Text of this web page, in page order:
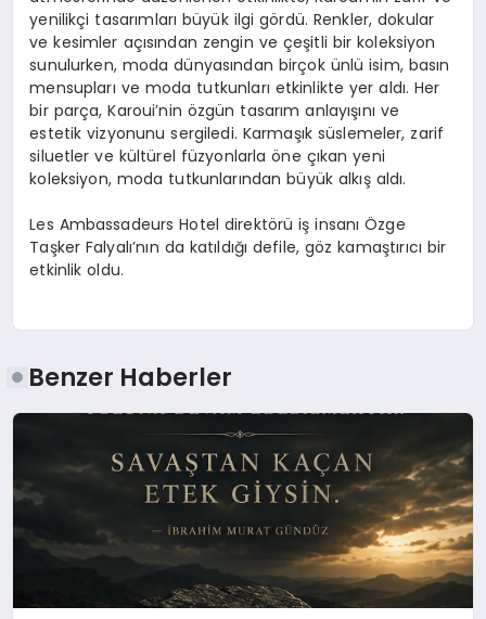
yenilikçi tasarımları büyük ilgi gördü. Renkler, dokular
ve kesimler açısından zengin ve çeşitli bir koleksiyon
sunulurken, moda dünyasından birçok ünlü isim, basın
mensupları ve moda tutkunları etkinlikte yer aldı. Her
bir parça, Karoui’nin özgün tasarım anlayışını ve
estetik vizyonunu sergiledi. Karmaşık süslemeler, zarif
siluetler ve kültürel füzyonlarla öne çıkan yeni
koleksiyon, moda tutkunlarından büyük alkış aldı.
Les Ambassadeurs Hotel direktörü iş insanı Özge
Taşker Falyalı’nın da katıldığı defile, göz kamaştırıcı bir
etkinlik oldu.
Benzer Haberler